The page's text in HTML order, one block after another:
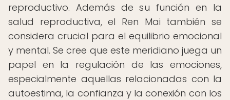
reproductivo. Además de su función en la
salud reproductiva, el Ren Mai también se
considera crucial para el equilibrio emocional
y mental. Se cree que este meridiano juega un
papel en la regulación de las emociones,
especialmente aquellas relacionadas con la
autoestima, la confianza y la conexión con los